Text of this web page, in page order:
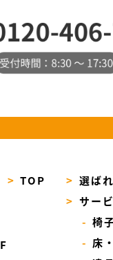
> TOP > 選ば
> サー
- 椅
- 床